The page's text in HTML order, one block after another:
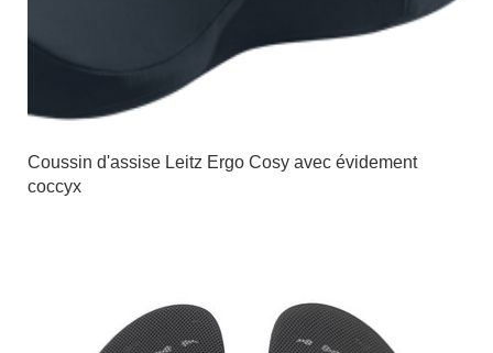
Coussin d'assise Leitz Ergo Cosy avec évidement
coccyx